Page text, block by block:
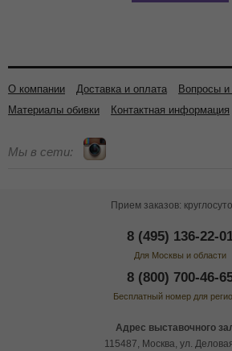
О компании Доставка и оплата
Вопросы и
Материалы обивки
Контактная информация
Мы в сети:
Прием заказов:
8 (495) 136-22-
Для Москвы и области
8 (800) 700-46-
Бесплатный номер для
Адрес выставочного
115487, Москва, ул.